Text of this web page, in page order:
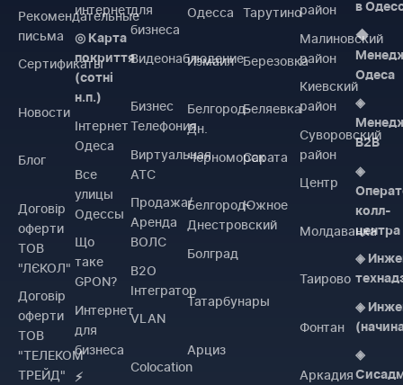
Рекомендательные
письма
Сертификаты
Новости
Блог
Договiр
оферти
ТОВ
"ЛЄКОЛ"
Договiр
оферти
ТОВ
"ТЕЛЕКОМ
ТРЕЙД"
интернет
◎ Карта
покриття
(сотні
н.п.)
Інтернет
Одеса
Все
улицы
Одессы
Що
таке
GPON?
Интернет
для
бизнеса
⚡
для
бизнеса
Видеонаблюдение
Бизнес
Телефония
Виртуальная
АТС
Продажа/
Аренда
ВОЛС
B2O
Інтегратор
VLAN
Colocation
Одесса
Измаил
Белгород-
Дн.
Черноморск
Белгород-
Днестровский
Болград
Татарбунары
Арциз
Тарутино
Березовка
Беляевка
Сарата
Южное
район
Малиновский
район
Киевский
район
Суворовский
район
Центр
Молдаванка
Таирово
Фонтан
Аркадия
в
◆
Одеса
◈
B2B
◈
колл-
центра
◈
◈
◈